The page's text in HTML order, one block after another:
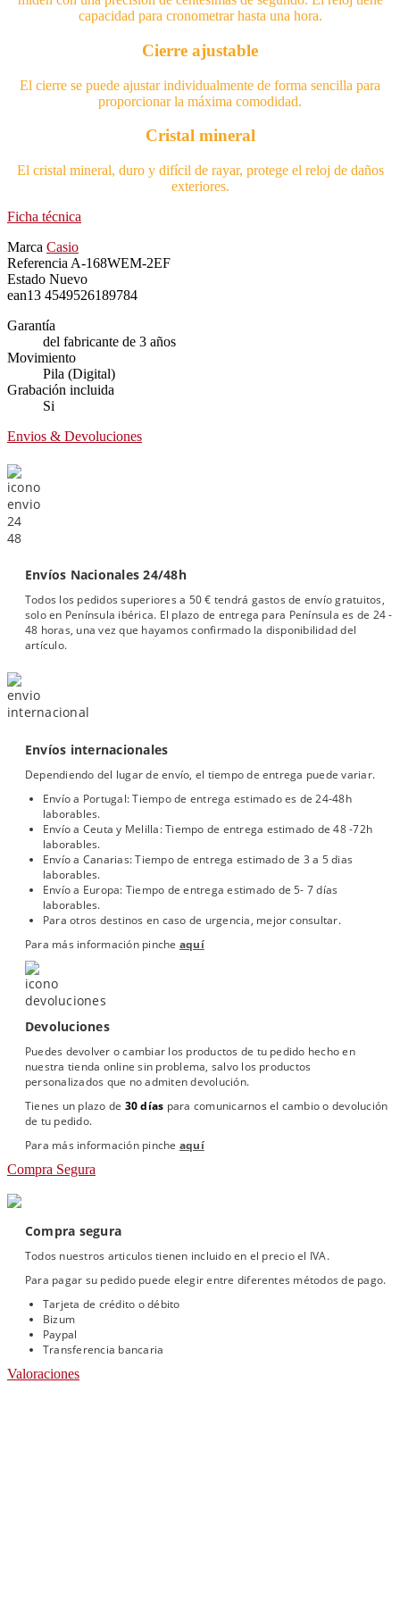
capacidad para cronometrar hasta una hora.
Cierre ajustable
El cierre se puede ajustar individualmente de forma sencilla para
proporcionar la máxima comodidad.
Cristal mineral
El cristal mineral, duro y difícil de rayar, protege el reloj de daños
exteriores.
Ficha técnica
Marca Casio
Referencia A-168WEM-2EF
Estado Nuevo
ean13 4549526189784
Garantía
del fabricante de 3 años
Movimiento
Pila (Digital)
Grabación incluida
Si
Envios & Devoluciones
Envíos Nacionales 24/48h
Todos los pedidos superiores a 50 € tendrá gastos de envío gratuitos,
solo en Península ibérica. El plazo de entrega para Península es de 24 -
48 horas, una vez que hayamos confirmado la disponibilidad del
artículo.
Envíos internacionales
Dependiendo del lugar de envío, el tiempo de entrega puede variar.
Envío a Portugal: Tiempo de entrega estimado es de 24-48h
laborables.
Envío a Ceuta y Melilla: Tiempo de entrega estimado de 48 -72h
laborables.
Envío a Canarias: Tiempo de entrega estimado de 3 a 5 dias
laborables.
Envío a Europa: Tiempo de entrega estimado de 5- 7 días
laborables.
Para otros destinos en caso de urgencia, mejor consultar.
Para más información pinche aquí
Devoluciones
Puedes devolver o cambiar los productos de tu pedido hecho en
nuestra tienda online sin problema, salvo los productos
personalizados que no admiten devolución.
Tienes un plazo de 30 días para comunicarnos el cambio o devolución
de tu pedido.
Para más información pinche aquí
Compra Segura
Compra segura
Todos nuestros articulos tienen incluido en el precio el IVA.
Para pagar su pedido puede elegir entre diferentes métodos de pago.
Tarjeta de crédito o débito
Bizum
Paypal
Transferencia bancaria
Valoraciones